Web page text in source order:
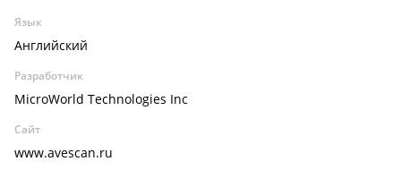
Язык
Английский
Разработчик
MicroWorld Technologies Inc
Сайт
www.avescan.ru